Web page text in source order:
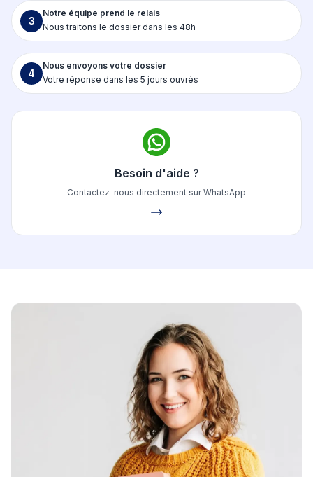
3
Notre équipe prend le relais
Nous traitons le dossier dans les 48h
4
Nous envoyons votre dossier
Votre réponse dans les 5 jours ouvrés
Besoin d'aide ?
Contactez-nous directement sur WhatsApp